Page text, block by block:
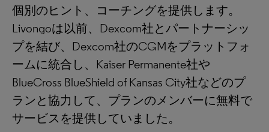
個別のヒント、コーチングを提供します。
Livongoは以前、Dexcom社とパートナーシッ
プを結び、Dexcom社のCGMをプラットフォ
ームに統合し、Kaiser Permanente社や
BlueCross BlueShield of Kansas City社などのプ
ランと協力して、プランのメンバーに無料で
サービスを提供していました。